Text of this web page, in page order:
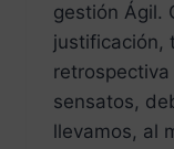
gestión Ágil.
justificación,
sensatos,
llevamos, al